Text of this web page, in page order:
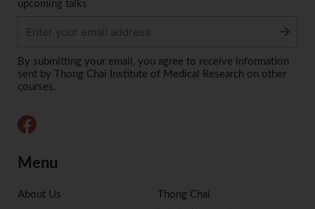
upcoming talks
Alternative:
By submitting your email, you agree to receive information
sent by Thong Chai Institute of Medical Research on other
courses.
Menu
About Us
Thong Chai